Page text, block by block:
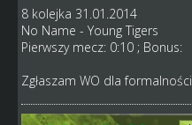
8 kolejka 31.01.2014
No Name - Young Tigers
Pierwszy mecz: 0:10 ; Bonus:
Zgłaszam WO dla formalności.